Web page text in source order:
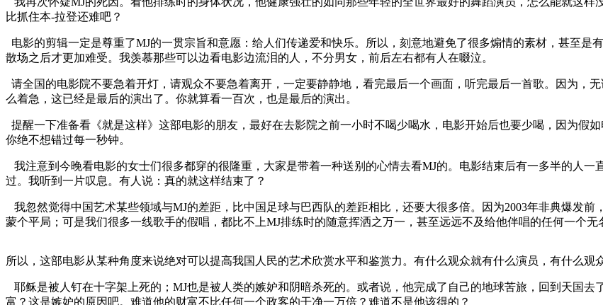
比抓住本-拉登还难吧？
电影的剪辑一定是尊重了MJ的一贯宗旨和意愿：给人们传递爱和快乐。所以，刻意地避免了很多煽情的素材，甚至是
散场之后才更加难受。我羡慕那些可以边看电影边流泪的人，不分男女，前后左右都有人在啜泣。
请全国的电影院不要急着开灯，请观众不要急着离开，一定要静静地，看完最后一个画面，听完最后一首歌。因为，
么着急，这已经是最后的演出了。你就算看一百次，也是最后的演出。
提醒一下准备看《就是这样》这部电影的朋友，最好在去影院之前一小时不喝少喝水，电影开始后也要少喝，因为
你绝不想错过每一秒钟。
我注意到今晚看电影的女士们很多都穿的很隆重，大家是带着一种送别的心情去看MJ的。电影结束后有一多半的人
过。我听到一片叹息。有人说：真的就这样结束了？
我忽然觉得中国艺术某些领域与MJ的差距，比中国足球与巴西队的差距相比，还要大很多倍。因为2003年非典爆发
蒙个平局；可是我们很多一线歌手的假唱，都比不上MJ排练时的随意挥洒之万一，甚至远远不及给他伴唱的任何一个无
所以，这部电影从某种角度来说绝对可以提高我国人民的艺术欣赏水平和鉴赏力。有什么观众就有什么演员，有什么观
耶稣是被人钉在十字架上死的；MJ也是被人类的嫉妒和阴暗杀死的。或者说，他完成了自己的地球苦旅，回到天国
富？这是嫉妒的原因吧。难道他的财富不比任何一个政客的干净一万倍？难道不是他该得的？